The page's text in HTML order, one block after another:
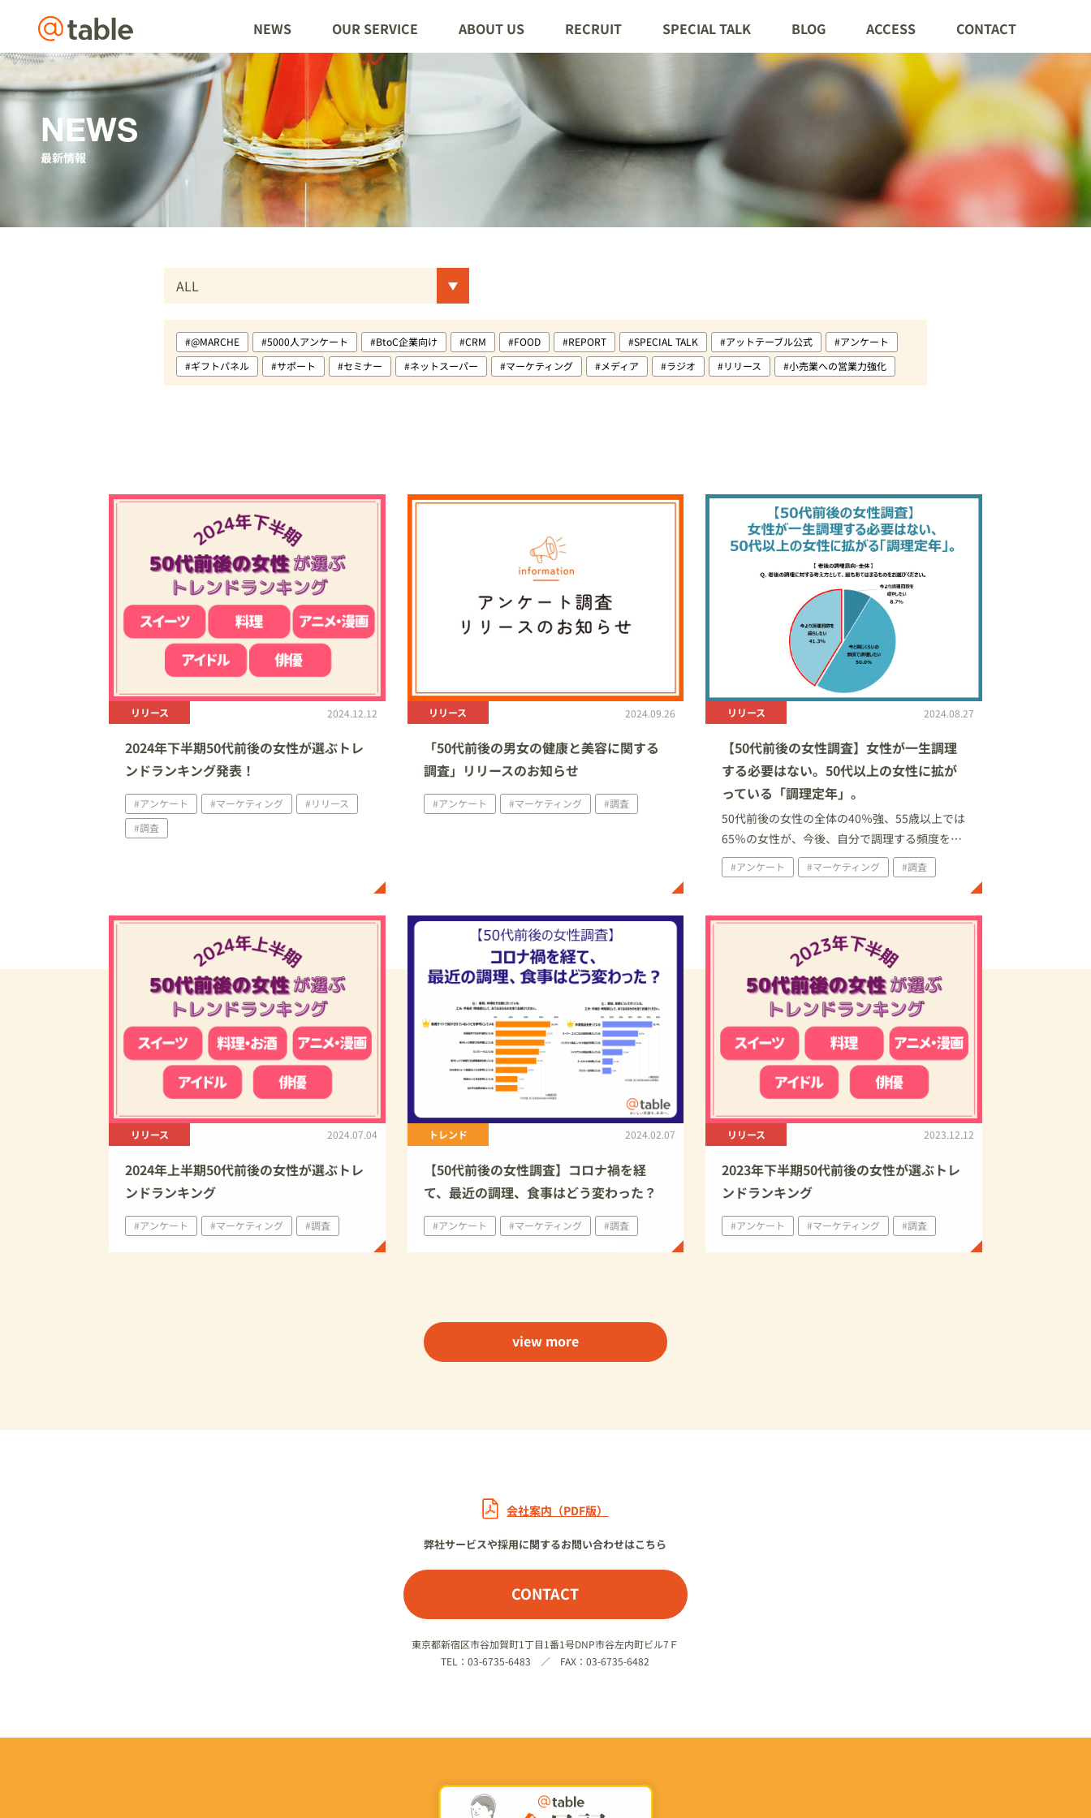
NEWS OUR SERVICE ABOUT US RECRUIT SPECIAL TALK BLOG ACCESS CONTACT
NEWS
最新情報
#@MARCHE #5000人アンケート #BtoC企業向け #CRM #FOOD #REPORT #SPECIAL TALK #アットテーブル公式
#アンケート
#ギフトパネル
#サポート #セミナー #ネットスーパー #マーケティング #メディア #ラジオ #リリース
#小売業への営業力強化
#廃棄ロス削減
#支援サービス #新商品 #流通小売業 #調査 #週末ひととき #食卓分析
リリース 2024.12.12
2024年下半期50代前後の女性が選ぶトレ
ンドランキング発表！
#アンケート #マーケティング
#リリース
#調査
リリース 2024.09.26
「50代前後の男女の健康と美容に関する
調査」リリースのお知らせ
#アンケート #マーケティング #調査
リリース 2024.08.27
【50代前後の女性調査】女性が一生調理
する必要はない。50代以上の女性に拡が
っている「調理定年」。
50代前後の女性の全体の40％強、55歳以上では
65％の女性が、今後、自分で調理する頻度を減
らしたいと考えている。
#アンケート #マーケティング #調査
リリース 2024.07.04
2024年上半期50代前後の⼥性が選ぶトレ
ンドランキング
#アンケート #マーケティング #調査
トレンド 2024.02.07
【50代前後の女性調査】コロナ禍を経
て、最近の調理、食事はどう変わった？
#アンケート #マーケティング #調査
リリース 2023.12.12
2023年下半期50代前後の⼥性が選ぶトレ
ンドランキング
#アンケート #マーケティング #調査
view more
会社案内（PDF版）
弊社サービスや採用に関するお問い合わせはこちら
CONTACT
東京都新宿区市谷加賀町1丁目1番1号DNP市谷左内町ビル7Ｆ
TEL：03-6735-6483 ／ FAX：03-6735-6482